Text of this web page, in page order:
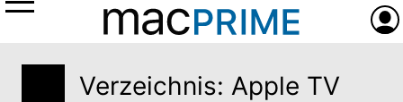
Menü
Verzeichnis: Apple TV